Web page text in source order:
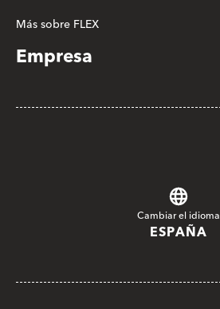
Más sobre FLEX
Empresa
Cambiar el idioma
ESPAÑA